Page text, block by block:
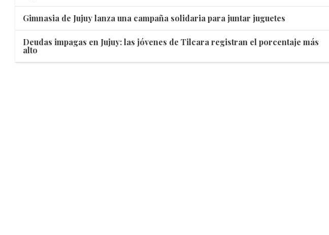
Gimnasia de Jujuy lanza una campaña solidaria para juntar juguetes
Deudas impagas en Jujuy: las jóvenes de Tilcara registran el porcentaje más
alto